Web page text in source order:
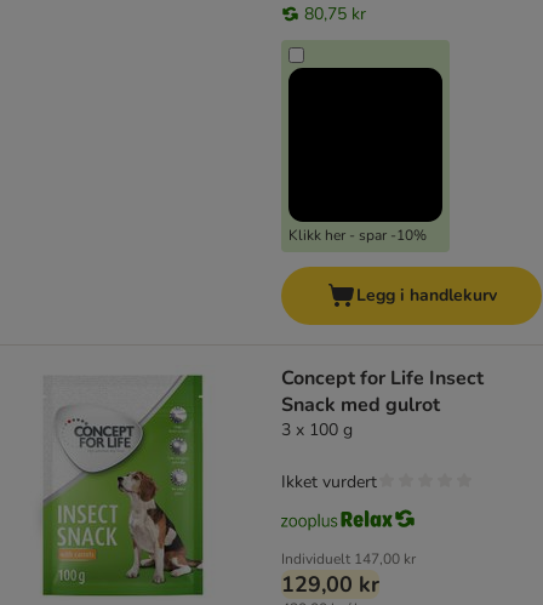
80,75 kr
Klikk her - spar -10%
Legg i handlekurv
Concept for Life Insect
Snack med gulrot
3 x 100 g
Individuelt 147,00 kr
129,00 kr
Ikket vurdert